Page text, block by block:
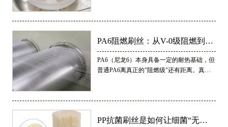
——这可能是普通刷丝在湿水环境下滋生了
PA6阻燃刷丝：从V-0级阻燃到
UL94认证，工业毛刷的安全底线
PA6（尼龙6）本身具备一定的耐热基础，但
普通PA6离真正的"阻燃级"还有距离。真正
PP抗菌刷丝是如何让细菌“无处